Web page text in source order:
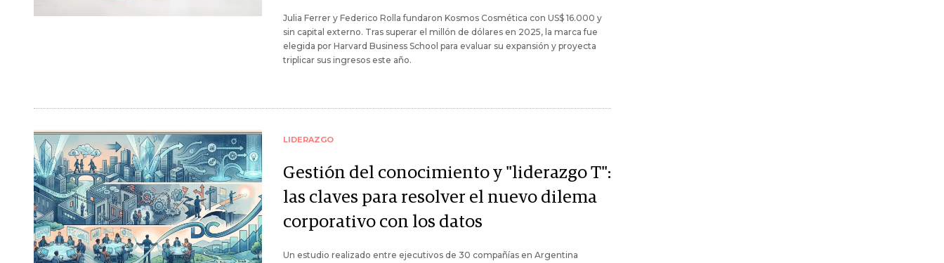
Julia Ferrer y Federico Rolla fundaron Kosmos Cosmética con US$ 16.000 y
sin capital externo. Tras superar el millón de dólares en 2025, la marca fue
elegida por Harvard Business School para evaluar su expansión y proyecta
triplicar sus ingresos este año.
LIDERAZGO
Gestión del conocimiento y "liderazgo T":
las claves para resolver el nuevo dilema
corporativo con los datos
Un estudio realizado entre ejecutivos de 30 compañías en Argentina